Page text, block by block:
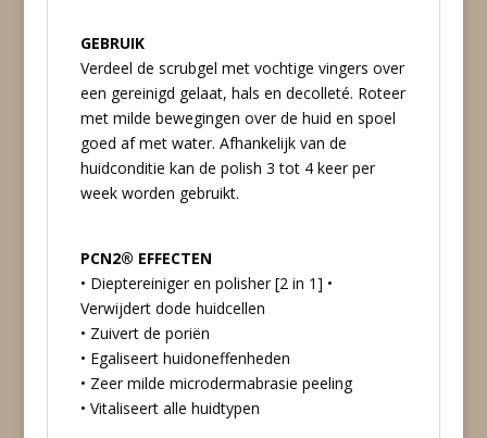
GEBRUIK
Verdeel de scrubgel met vochtige vingers over
een gereinigd gelaat, hals en decolleté. Roteer
met milde bewegingen over de huid en spoel
goed af met water. Afhankelijk van de
huidconditie kan de polish 3 tot 4 keer per
week worden gebruikt.
PCN2® EFFECTEN
• Dieptereiniger en polisher [2 in 1] •
Verwijdert dode huidcellen
• Zuivert de poriën
• Egaliseert huidoneffenheden
• Zeer milde microdermabrasie peeling
• Vitaliseert alle huidtypen